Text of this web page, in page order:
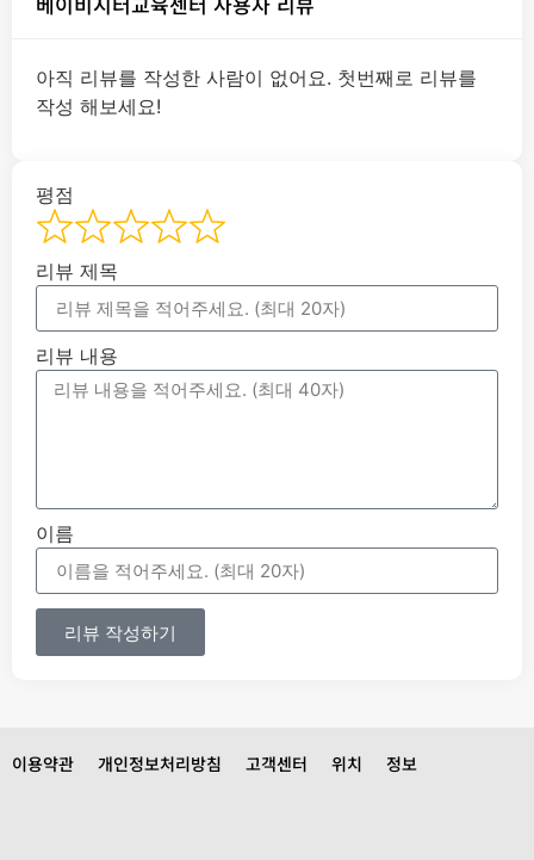
아직 리뷰를 작성한 사람이 없어요. 첫번째로 리뷰를
작성 해보세요!
평점
리뷰 제목
리뷰 내용
이름
리뷰 작성하기
이용약관 개인정보처리방침 고객센터 위치 정보